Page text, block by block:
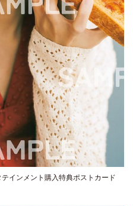
インメント購入特典ポストカード